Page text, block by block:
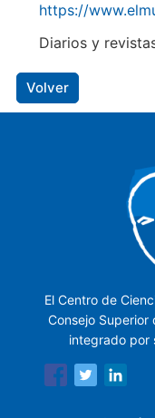
https://
Diarios y
Volver
El Centro de
Consejo
integrado por